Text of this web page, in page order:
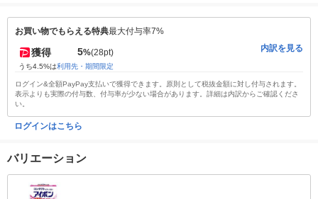
お買い物でもらえる特典最大付与率7%
獲得 5%(28pt)
うち4.5%は利用先・期間限定
内訳を見る
ログイン&全額PayPay支払いで獲得できます。原則として税抜金額に対し付与されます。
表示よりも実際の付与数、付与率が少ない場合があります。詳細は内訳からご確認くださ
い。
ログインはこちら
バリエーション